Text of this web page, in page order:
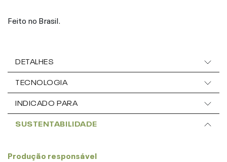
Feito no Brasil.
DETALHES
TECNOLOGIA
INDICADO PARA
SUSTENTABILIDADE
Produção responsável